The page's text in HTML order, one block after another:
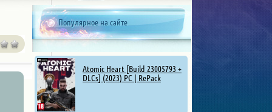
Популярное на сайте
Atomic Heart [Build 23005793 +
DLCs] (2023) PC | RePack